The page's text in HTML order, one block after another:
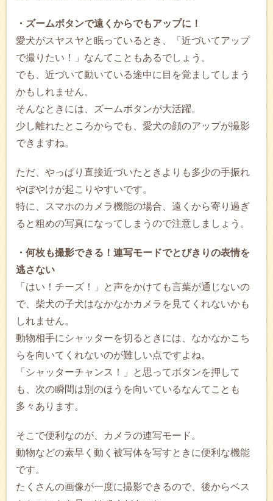
・ズームボタンで遠くからでもアップに！
愛犬がスヤスヤと眠っているとき、「近づいてアップ
で撮りたい！」なんてこともあるでしょう。
でも、近づいて動いている途中に目を覚ましてしまう
かもしれません。
そんなときには、ズームボタンが大活躍。
少し離れたところからでも、愛犬の顔のアップが撮影
できますね。
ただ、やっぱり直接近づいたときよりも多少の手振れ
やぼやけが起こりやすいです。
特に、スマホのカメラ機能の場合、遠くから寄り過ぎ
ると粗めの写真になってしまうので注意しましょう。
・何枚も撮影できる！連写モードでとびきりの表情を
逃さない
「はい！チーズ！」と声をかけても言葉が通じないの
で、柴犬の子犬はなかなかカメラを見てくれないかも
しれません。
動物相手にシャッターを切るときには、なかなかこち
らを向いてくれないのが難しい点ですよね。
「シャッターチャンス！」と思ってボタンを押して
も、次の瞬間は別のほうを向いているなんてことも
多々あります。
そこで便利なのが、カメラの連写モード。
動物などの素早く動く被写体を写すときに便利な機能
です。
たくさんの画像が一度に撮影できるので、後からベス